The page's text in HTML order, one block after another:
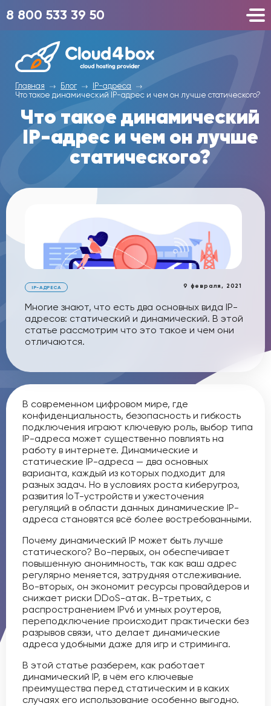
8 800 533 39 50
Главная Блог
IP-адреса
Что такое динамический IP-адрес и чем он лучше статического?
Что такое динамический
IP-адрес и чем он лучше
статического?
9 февраля, 2021
IP-АДРЕСА
Многие знают, что есть два основных вида IP-
адресов: статический и динамический. В этой
статье рассмотрим что это такое и чем они
отличаются.
В современном цифровом мире, где
конфиденциальность, безопасность и гибкость
подключения играют ключевую роль, выбор типа
IP-адреса может существенно повлиять на
работу в интернете. Динамические и
статические IP-адреса — два основных
варианта, каждый из которых подходит для
разных задач. Но в условиях роста киберугроз,
развития IoT-устройств и ужесточения
регуляций в области данных динамические IP-
адреса становятся всё более востребованными.
Почему динамический IP может быть лучше
статического? Во-первых, он обеспечивает
повышенную анонимность, так как ваш адрес
регулярно меняется, затрудняя отслеживание.
Во-вторых, он экономит ресурсы провайдеров и
снижает риски DDoS-атак. В-третьих, с
распространением IPv6 и умных роутеров,
переподключение происходит практически без
разрывов связи, что делает динамические
адреса удобными даже для игр и стриминга.
В этой статье разберем, как работает
динамический IP, в чём его ключевые
преимущества перед статическим и в каких
случаях его использование особенно выгодно.